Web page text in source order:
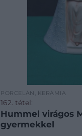
PORCELÁN, KERÁMIA
162. tétel:
Hummel virágos
gyermekkel